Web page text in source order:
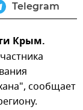
Telegram
Крым.
сообщает